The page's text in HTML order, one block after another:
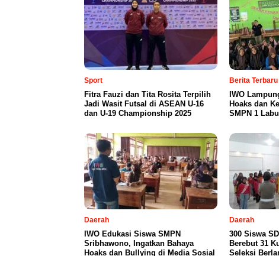
Sport
Fitra Fauzi dan Tita Rosita Terpilih
Jadi Wasit Futsal di ASEAN U-16
dan U-19 Championship 2025
Berita
IWO
Hoaks dan
SMPN 1
Daerah
IWO Edukasi Siswa SMPN
Sribhawono, Ingatkan Bahaya
Hoaks dan Bullying di Media Sosial
Daerah
300 Siswa
Berebut 31
Seleksi